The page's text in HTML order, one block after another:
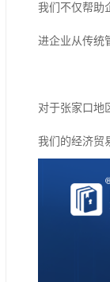
我们不仅帮助
进企业从传统
对于张家口地
我们的经济贸